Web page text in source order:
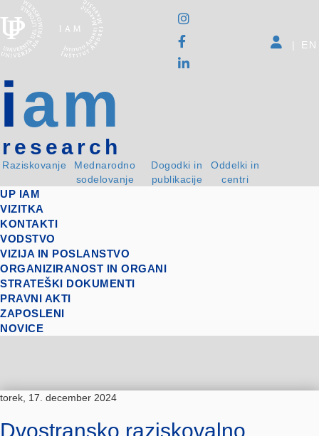
iam
research
Raziskovanje
Mednarodno
sodelovanje
Dogodki in
publikacije
Oddelki in
centri
| EN
UP IAM
VIZITKA
KONTAKTI
VODSTVO
VIZIJA IN POSLANSTVO
ORGANIZIRANOST IN ORGANI
STRATEŠKI DOKUMENTI
PRAVNI AKTI
ZAPOSLENI
NOVICE
torek, 17. december 2024
Dvostransko raziskovalno